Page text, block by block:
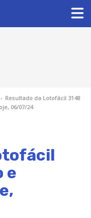
› Resultado da Lotofácil 3148
06/07/24
e